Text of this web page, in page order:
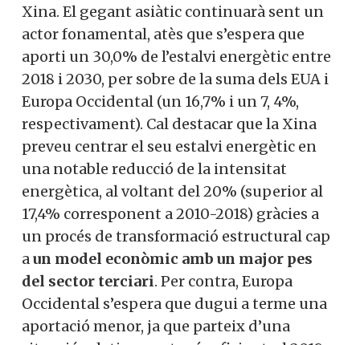
Xina. El gegant asiàtic continuarà sent un
actor fonamental, atès que s’espera que
aporti un 30,0% de l’estalvi energètic entre
2018 i 2030, per sobre de la suma dels EUA i
Europa Occidental (un 16,7% i un 7, 4%,
respectivament). Cal destacar que la Xina
preveu centrar el seu estalvi energètic en
una notable reducció de la intensitat
energètica, al voltant del 20% (superior al
17,4% corresponent a 2010-2018) gràcies a
un procés de transformació estructural cap
aun model econòmic amb un major pes
del sector terciari. Per contra, Europa
Occidental s’espera que dugui a terme una
aportació menor, ja que parteix d’una